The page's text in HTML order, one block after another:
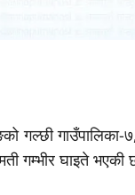
गल्छी
गम्भीर घाइते